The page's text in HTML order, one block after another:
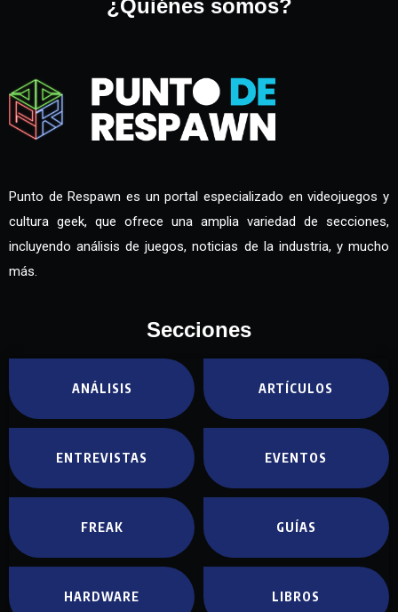
¿Quiénes somos?
Punto de Respawn es un portal especializado en videojuegos y
cultura geek, que ofrece una amplia variedad de secciones,
incluyendo análisis de juegos, noticias de la industria, y mucho
más.
Secciones
ANÁLISIS ARTÍCULOS
ENTREVISTAS EVENTOS
FREAK GUÍAS
HARDWARE LIBROS